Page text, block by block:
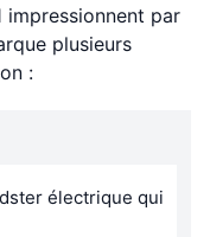
impressionnent par
plusieurs
:
électrique qui